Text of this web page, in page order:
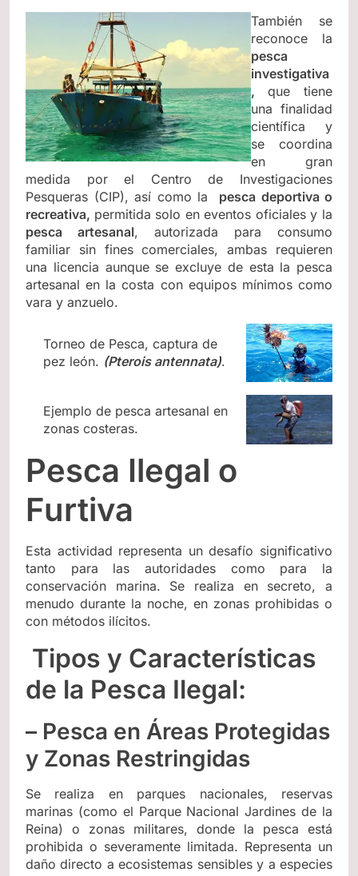
También se
reconoce la
pesca
investigativa
, que tiene
una finalidad
científica y
se coordina
en gran
medida por el Centro de Investigaciones
Pesqueras (CIP), así como la
pesca deportiva o
recreativa, permitida solo en eventos oficiales y la
pesca artesanal, autorizada para consumo
familiar sin fines comerciales, ambas requieren
una licencia aunque se excluye de esta la pesca
artesanal en la costa con equipos mínimos como
vara y anzuelo.
Torneo de Pesca, captura de
pez león. (Pterois antennata).
Ejemplo de pesca artesanal en
zonas costeras.
Pesca Ilegal o
Furtiva
Esta actividad representa un desafío significativo
tanto para las autoridades como para la
conservación marina. Se realiza en secreto, a
menudo durante la noche, en zonas prohibidas o
con métodos ilícitos.
Tipos y Características
de la Pesca Ilegal:
– Pesca en Áreas Protegidas
y Zonas Restringidas
Se realiza en parques nacionales, reservas
marinas (como el Parque Nacional Jardines de la
Reina) o zonas militares, donde la pesca está
prohibida o severamente limitada. Representa un
daño directo a ecosistemas sensibles y a especies